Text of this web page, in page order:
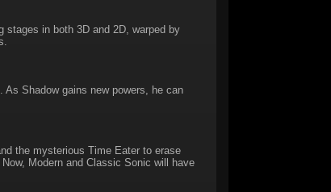
stages in both 3D and 2D, warped by
Shadow gains new powers, he can
the mysterious Time Eater to erase
Modern and Classic Sonic will have